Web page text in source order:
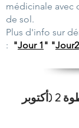
médicinale avec
de sol.
Plus d'info sur
: "Jour 1 " "Jour2
العمل التشاركي ، الخطوة 2 (أكتوبر